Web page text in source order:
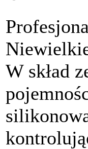
W skład